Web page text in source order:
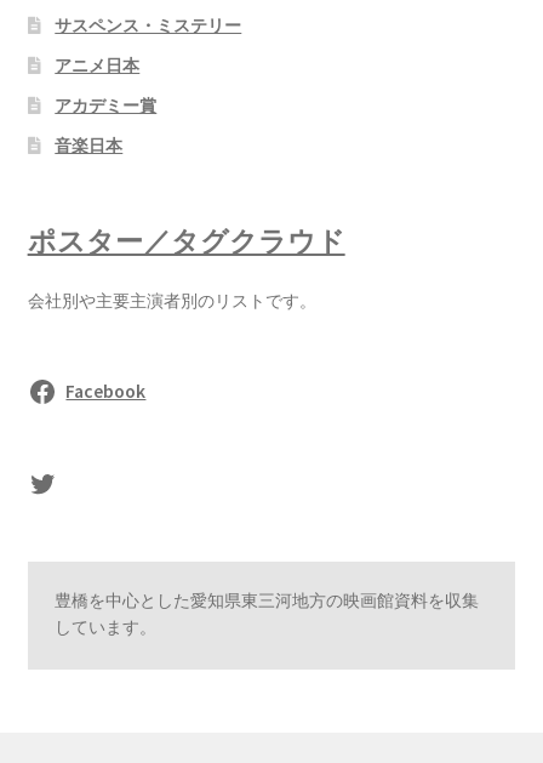
サスペンス・ミステリー
アニメ日本
アカデミー賞
音楽日本
ポスター／タグクラウド
会社別や主要主演者別のリストです。
Facebook
sasaki's Twitter
豊橋を中心とした愛知県東三河地方の映画館資料を収集
しています。